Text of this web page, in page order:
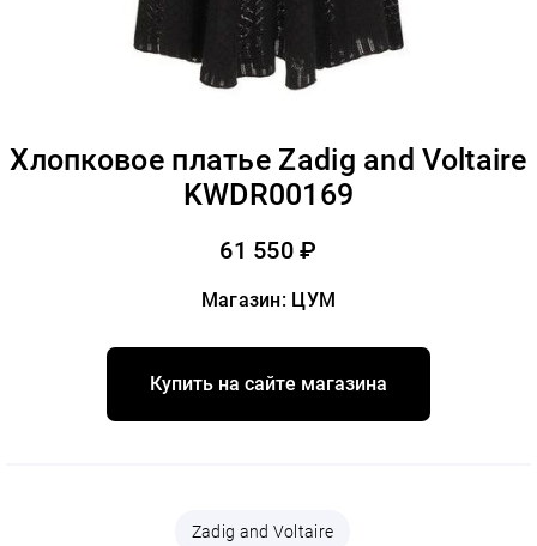
Хлопковое платье Zadig and Voltaire
KWDR00169
61 550 ₽
Магазин: ЦУМ
Купить на сайте магазина
Zadig and Voltaire